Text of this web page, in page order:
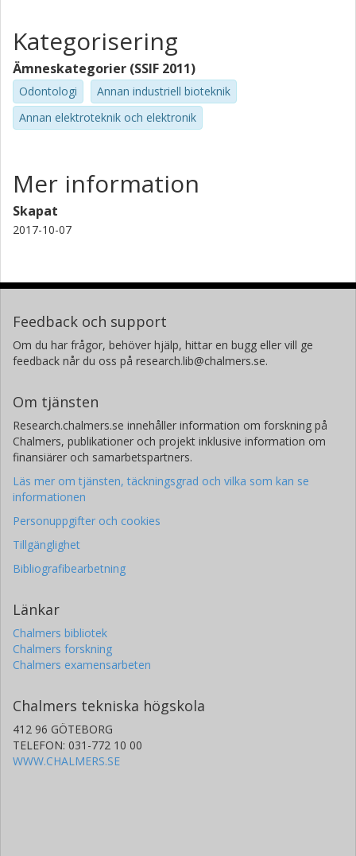
Kategorisering
Ämneskategorier (SSIF 2011)
Odontologi
Annan industriell bioteknik
Annan elektroteknik och elektronik
Mer information
Skapat
2017-10-07
Feedback och support
Om du har frågor, behöver hjälp, hittar en bugg eller vill ge
feedback når du oss på research.lib@chalmers.se.
Om tjänsten
Research.chalmers.se innehåller information om forskning på
Chalmers, publikationer och projekt inklusive information om
finansiärer och samarbetspartners.
Läs mer om tjänsten, täckningsgrad och vilka som kan se
informationen
Personuppgifter och cookies
Tillgänglighet
Bibliografibearbetning
Länkar
Chalmers bibliotek
Chalmers forskning
Chalmers examensarbeten
Chalmers tekniska högskola
412 96 GÖTEBORG
TELEFON: 031-772 10 00
WWW.CHALMERS.SE